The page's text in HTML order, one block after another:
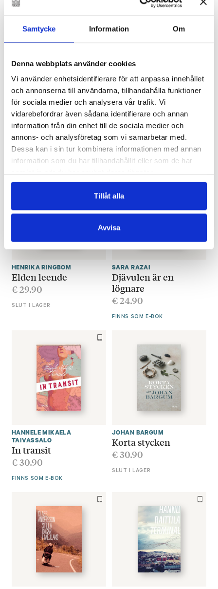
Samtycke Information Om
Denna webbplats använder cookies
Vi använder enhetsidentifierare för att anpassa innehållet
och annonserna till användarna, tillhandahålla funktioner
för sociala medier och analysera vår trafik. Vi
vidarebefordrar även sådana identifierare och annan
information från din enhet till de sociala medier och
annons- och analysföretag som vi samarbetar med.
Dessa kan i sin tur kombinera informationen med annan
information som du har tillhandahållit eller som de har
Tillåt alla
Avvisa
JÖRN DONNER
SuomiFinland
€25.90
LÄGG I VARUKORG
MARIA TURTSCHANINOFF
Naondel
€22.90
HENRIKA RINGBOM
Elden leende
€29.90
SLUT I LAGER
SARA RAZAI
Djävulen är en
lögnare
€24.90
FINNS SOM E-BOK
HANNELE MIKAELA
TAIVASSALO
In transit
€30.90
FINNS SOM E-BOK
JOHAN BARGUM
Korta stycken
€30.90
SLUT I LAGER